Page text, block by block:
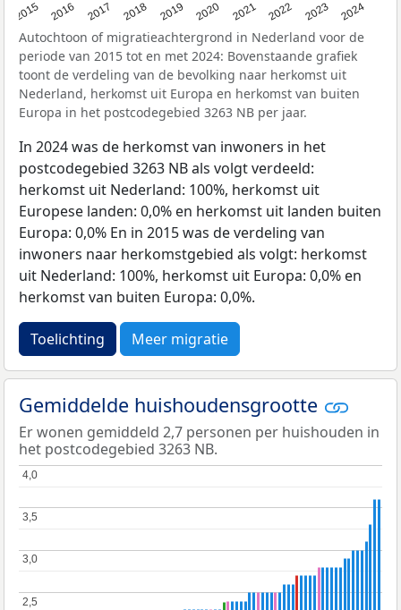
2015 2016 2017 2018 2019 2020 2021 2022 2023 2024
Autochtoon of migratieachtergrond in Nederland voor de
periode van 2015 tot en met 2024: Bovenstaande grafiek
toont de verdeling van de bevolking naar herkomst uit
Nederland, herkomst uit Europa en herkomst van buiten
Europa in het postcodegebied 3263 NB per jaar.
In 2024 was de herkomst van inwoners in het
postcodegebied 3263 NB als volgt verdeeld:
herkomst uit Nederland: 100%, herkomst uit
Europese landen: 0,0% en herkomst uit landen buiten
Europa: 0,0% En in 2015 was de verdeling van
inwoners naar herkomstgebied als volgt: herkomst
uit Nederland: 100%, herkomst uit Europa: 0,0% en
herkomst van buiten Europa: 0,0%.
Toelichting Meer migratie
Gemiddelde huishoudensgrootte
Er wonen gemiddeld 2,7 personen per huishouden in
het postcodegebied 3263 NB.
2,5
2,5
3,0
3,0
3,5
3,5
4,0
4,0